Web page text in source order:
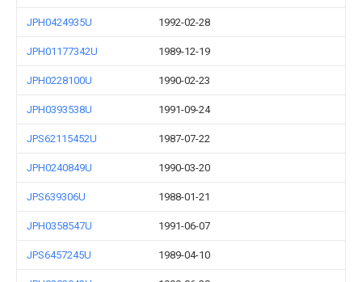
JPH0424935U 1992-02-28
JPH01177342U 1989-12-19
JPH0228100U 1990-02-23
JPH0393538U 1991-09-24
JPS62115452U 1987-07-22
JPH0240849U 1990-03-20
JPS639306U 1988-01-21
JPH0358547U 1991-06-07
JPS6457245U 1989-04-10